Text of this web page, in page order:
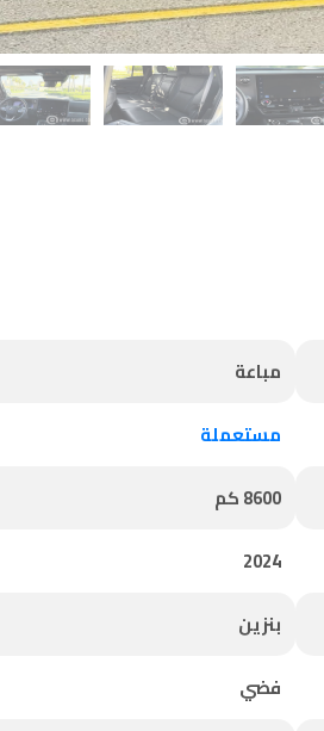
مباعة
مستعملة
8600 كم
2024
بنزين
فضي